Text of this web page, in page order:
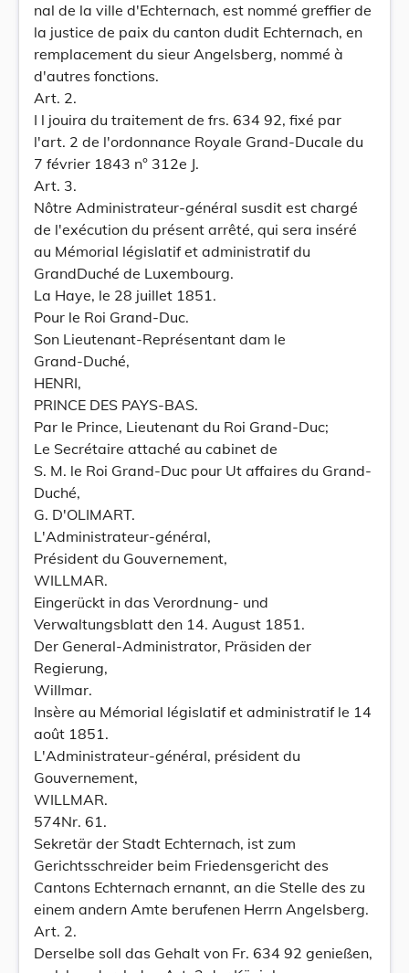
nal de la ville d'Echternach, est nommé greffier de
la justice de paix du canton dudit Echternach, en
remplacement du sieur Angelsberg, nommé à
d'autres fonctions.
Art. 2.
I l jouira du traitement de frs. 634 92, fixé par
l'art. 2 de l'ordonnance Royale Grand-Ducale du
7 février 1843 n° 312e J.
Art. 3.
Nôtre Administrateur-général susdit est chargé
de l'exécution du présent arrêté, qui sera inséré
au Mémorial législatif et administratif du
GrandDuché de Luxembourg.
La Haye, le 28 juillet 1851.
Pour le Roi Grand-Duc.
Son Lieutenant-Représentant dam le
Grand-Duché,
HENRI,
PRINCE DES PAYS-BAS.
Par le Prince, Lieutenant du Roi Grand-Duc;
Le Secrétaire attaché au cabinet de
S. M. le Roi Grand-Duc pour Ut affaires du Grand-
Duché,
G. D'OLIMART.
L'Administrateur-général,
Président du Gouvernement,
WILLMAR.
Eingerückt in das Verordnung- und
Verwaltungsblatt den 14. August 1851.
Der General-Administrator, Präsiden der
Regierung,
Willmar.
Insère au Mémorial législatif et administratif le 14
août 1851.
L'Administrateur-général, président du
Gouvernement,
WILLMAR.
574Nr. 61.
Sekretär der Stadt Echternach, ist zum
Gerichtsschreider beim Friedensgericht des
Cantons Echternach ernannt, an die Stelle des zu
einem andern Amte berufenen Herrn Angelsberg.
Art. 2.
Derselbe soll das Gehalt von Fr. 634 92 genießen,